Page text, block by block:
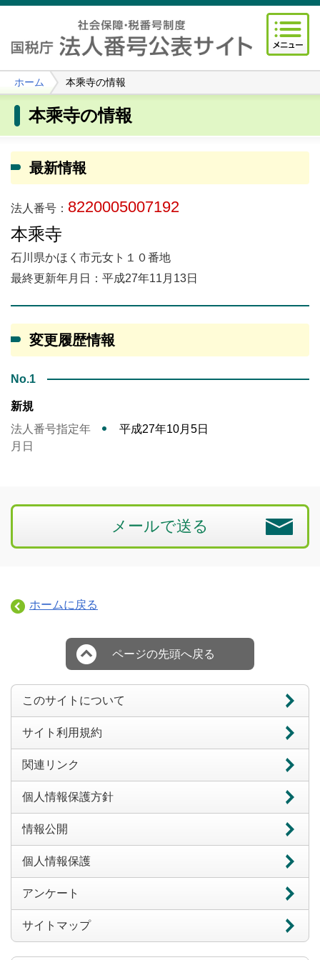
ホーム 本乘寺の情報
本乘寺の情報
最新情報
法人番号： 8220005007192
本乘寺
石川県かほく市元女ト１０番地
最終更新年月日：平成27年11月13日
変更履歴情報
No.1
新規
法人番号指定年
月日
平成27年10月5日
メールで送る
ホームに戻る
ページの先頭へ戻る
このサイトについて
サイト利用規約
関連リンク
個人情報保護方針
情報公開
個人情報保護
アンケート
サイトマップ